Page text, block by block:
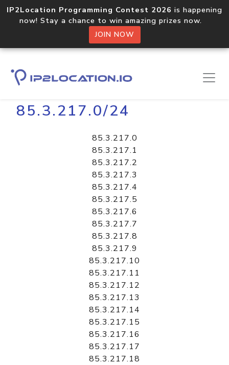
IP2Location Programming Contest 2026 is happening
now! Stay a chance to win amazing prizes now.
JOIN NOW
Home Libraries
85.3.217.0/24
85.3.217.0
85.3.217.1
85.3.217.2
85.3.217.3
85.3.217.4
85.3.217.5
85.3.217.6
85.3.217.7
85.3.217.8
85.3.217.9
85.3.217.10
85.3.217.11
85.3.217.12
85.3.217.13
85.3.217.14
85.3.217.15
85.3.217.16
85.3.217.17
85.3.217.18